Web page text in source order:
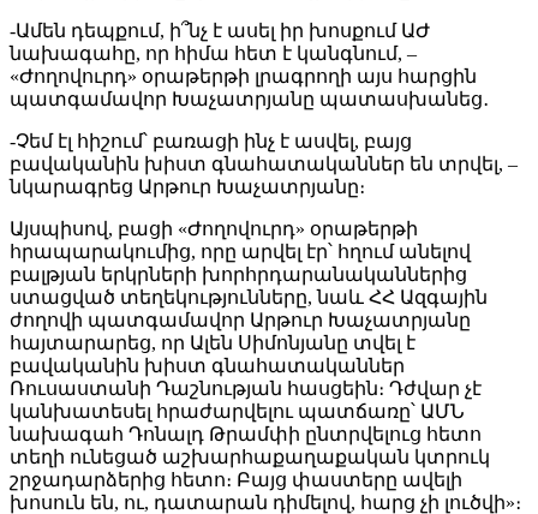
-Ամեն դեպքում, ի՞նչ է ասել իր խոսքում ԱԺ
նախագահը, որ հիմա հետ է կանգնում, –
«Ժողովուրդ» օրաթերթի լրագրողի այս հարցին
պատգամավոր Խաչատրյանը պատասխանեց․
-Չեմ էլ հիշում՝ բառացի ինչ է ասվել, բայց
բավականին խիստ գնահատականներ են տրվել, –
նկարագրեց Արթուր Խաչատրյանը։
Այսպիսով, բացի «Ժողովուրդ» օրաթերթի
հրապարակումից, որը արվել էր՝ հղում անելով
բալթյան երկրների խորհրդարանականներից
ստացված տեղեկությունները, նաև ՀՀ Ազգային
ժողովի պատգամավոր Արթուր Խաչատրյանը
հայտարարեց, որ Ալեն Սիմոնյանը տվել է
բավականին խիստ գնահատականներ
Ռուսաստանի Դաշնության հասցեին։ Դժվար չէ
կանխատեսել հրաժարվելու պատճառը՝ ԱՄՆ
նախագահ Դոնալդ Թրամփի ընտրվելուց հետո
տեղի ունեցած աշխարհաքաղաքական կտրուկ
շրջադարձերից հետո։ Բայց փաստերը ավելի
խոսուն են, ու, դատարան դիմելով, հարց չի լուծվի»։